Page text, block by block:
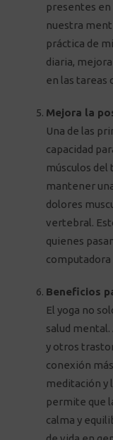
presentes
nuestra
práctica de
diaria,
en las tareas
Mejora la
Una de las
capacidad
músculos del
mantener
dolores
vertebral.
quienes
computadora
Beneficios
El yoga no
salud mental.
y otros
conexión
meditación y
permite que
calma y